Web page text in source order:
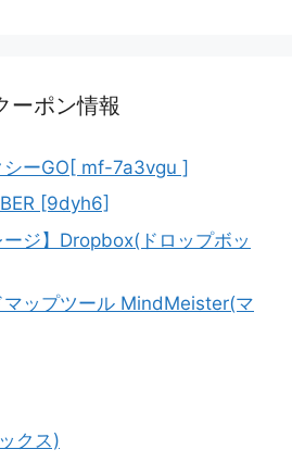
ーポン情報
シーGO[ mf-7a3vgu ]
[9dyh6]
ージ】Dropbox(ドロップボッ
マップツール MindMeister(マ
クス)